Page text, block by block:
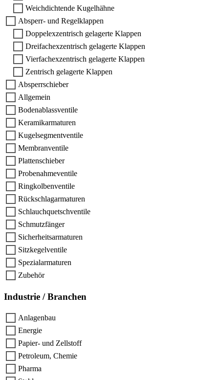
Weichdichtende Kugelhähne
Absperr- und Regelklappen
Doppelexzentrisch gelagerte Klappen
Dreifachexzentrisch gelagerte Klappen
Vierfachexzentrisch gelagerte Klappen
Zentrisch gelagerte Klappen
Absperrschieber
Allgemein
Bodenablassventile
Keramikarmaturen
Kugelsegmentventile
Membranventile
Plattenschieber
Probenahmeventile
Ringkolbenventile
Rückschlagarmaturen
Schlauchquetschventile
Schmutzfänger
Sicherheitsarmaturen
Sitzkegelventile
Spezialarmaturen
Zubehör
Industrie / Branchen
Anlagenbau
Energie
Papier- und Zellstoff
Petroleum, Chemie
Pharma